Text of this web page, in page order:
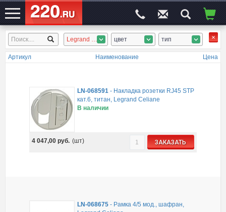
ЭЛЕКТРОСАЙТ№1 Legrand Celiane цвет тип
Артикул Наименование Цена
LN-068591 - Накладка розетки RJ45 STP
кат.6, титан, Legrand Celiane
В наличии
4 047,00руб. (шт) ЗАКАЗАТЬ
LN-068675 - Рамка 4/5 мод., шафран,